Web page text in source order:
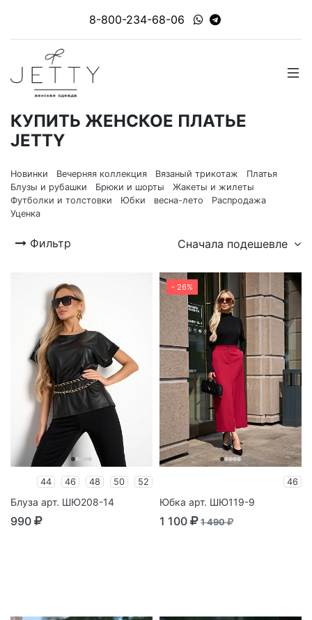
8-800-234-68-06
КУПИТЬ ЖЕНСКОЕ ПЛАТЬЕ
JETTY
Новинки Вечерняя коллекция Вязаный трикотаж
Платья
Блузы и рубашки
Брюки и шорты
Жакеты и жилеты
Футболки и толстовки
Юбки весна-лето
Распродажа
Уценка
Фильтр Сначала подешевле
44 46 48 50 52
Блуза арт. ШЮ208-14
990
- 26%
46
Юбка арт. ШЮ119-9
1 100 1 490